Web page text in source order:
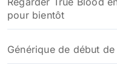
pour bientôt
Générique de début